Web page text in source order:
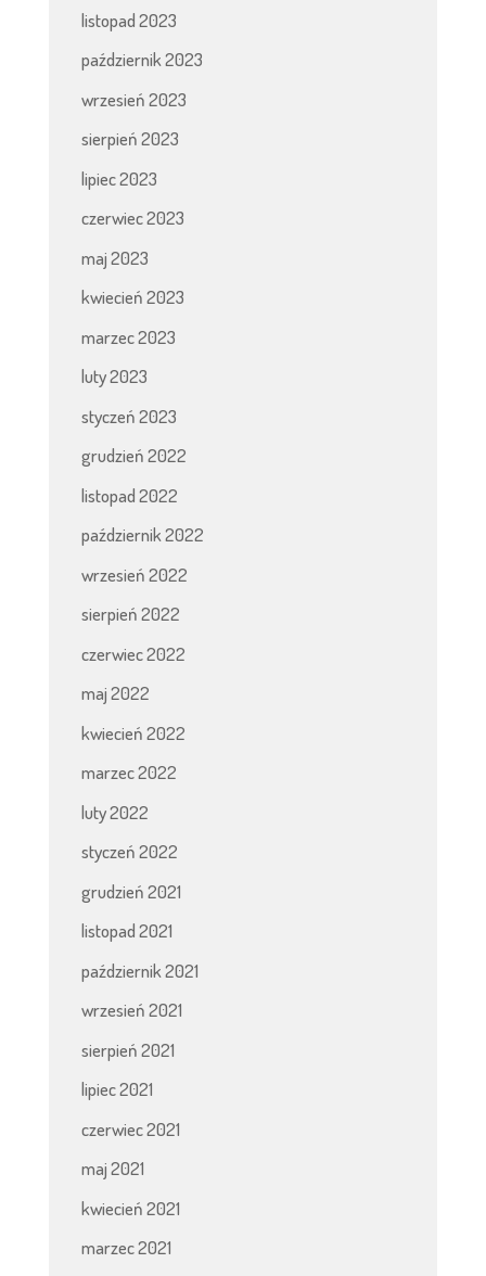
listopad 2023
październik 2023
wrzesień 2023
sierpień 2023
lipiec 2023
czerwiec 2023
maj 2023
kwiecień 2023
marzec 2023
luty 2023
styczeń 2023
grudzień 2022
listopad 2022
październik 2022
wrzesień 2022
sierpień 2022
czerwiec 2022
maj 2022
kwiecień 2022
marzec 2022
luty 2022
styczeń 2022
grudzień 2021
listopad 2021
październik 2021
wrzesień 2021
sierpień 2021
lipiec 2021
czerwiec 2021
maj 2021
kwiecień 2021
marzec 2021